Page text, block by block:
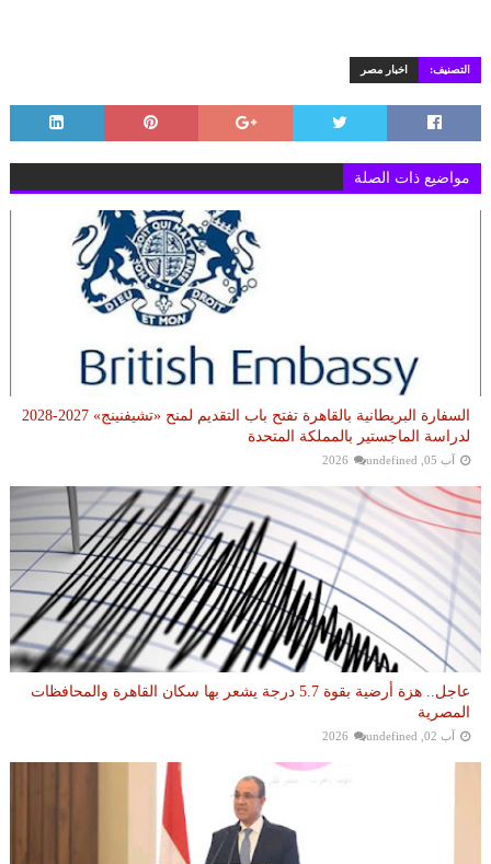
التصنيف: اخبار مصر
مواضيع ذات الصلة
السفارة البريطانية بالقاهرة تفتح باب التقديم لمنح «تشيفنينج» 2027-2028
لدراسة الماجستير بالمملكة المتحدة
آب 05, 2026 undefined
عاجل.. هزة أرضية بقوة 5.7 درجة يشعر بها سكان القاهرة والمحافظات
المصرية
آب 02, 2026 undefined